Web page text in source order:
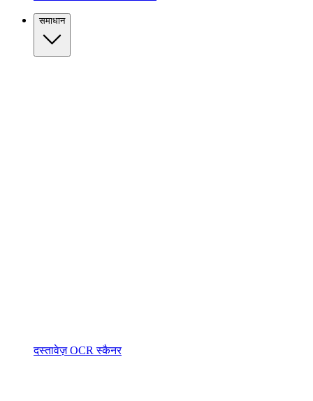
समाधान
दस्तावेज़ OCR स्कैनर